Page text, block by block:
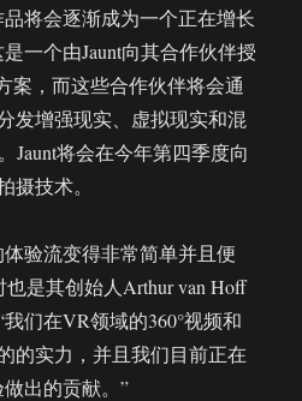
将会逐渐成为一个正在增长
一个由Jaunt向其合作伙伴授
案，而这些合作伙伴将会通
发增强现实、虚拟现实和混
Jaunt将会在今年第四季度向
摄技术。
验流变得非常简单并且便
也是其创始人Arthur van Hoff
们在VR领域的360°视频和
的实力，并且我们目前正在
出的贡献。”